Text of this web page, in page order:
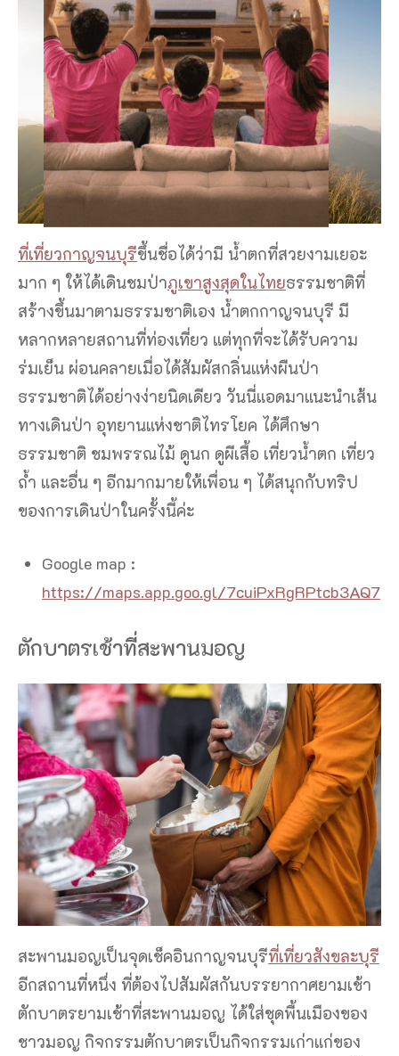
ที่เที่ยวกาญจนบุรีขึ้นชื่อได้ว่ามี น้ำตกที่สวยงามเยอะ
มาก ๆ ให้ได้เดินชมป่าภูเขาสูงสุดในไทยธรรมชาติที่
สร้างขึ้นมาตามธรรมชาติเอง น้ำตกกาญจนบุรี มี
หลากหลายสถานที่ท่องเที่ยว แต่ทุกที่จะได้รับความ
ร่มเย็น ผ่อนคลายเมื่อได้สัมผัสกลิ่นแห่งผืนป่า
ธรรมชาติได้อย่างง่ายนิดเดียว วันนี่แอดมาแนะนำเส้น
ทางเดินป่า อุทยานแห่งชาติไทรโยค ได้ศึกษา
ธรรมชาติ ชมพรรณไม้ ดูนก ดูผีเสื้อ เที่ยวน้ำตก เที่ยว
ถ้ำ และอื่น ๆ อีกมากมายให้เพื่อน ๆ ได้สนุกกับทริป
ของการเดินป่าในครั้งนี้ค่ะ
Google map :
https://maps.app.goo.gl/7cuiPxRgRPtcb3AQ7
ตักบาตรเช้าที่สะพานมอญ
สะพานมอญเป็นจุดเช็คอินกาญจนบุรีที่เที่ยวสังขละบุรี
อีกสถานที่หนึ่ง ที่ต้องไปสัมผัสกันบรรยากาศยามเช้า
ตักบาตรยามเช้าที่สะพานมอญ ได้ใส่ชุดพื้นเมืองของ
ชาวมอญ กิจกรรมตักบาตรเป็นกิจกรรมเก่าแก่ของ